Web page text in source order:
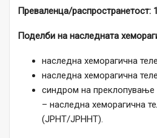
Преваленца/распространетост:
Поделби на наследната
наследна хеморагична
наследна хеморагична
синдром на преклопување
– наследна хеморагична
(JPHT/JPHHT).